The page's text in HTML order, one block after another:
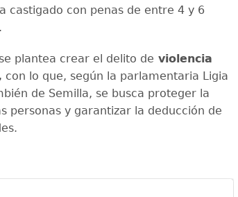
castigado con penas de entre 4 y 6
plantea crear el delito de violencia
con lo que, según la parlamentaria Ligia
de Semilla, se busca proteger la
personas y garantizar la deducción de